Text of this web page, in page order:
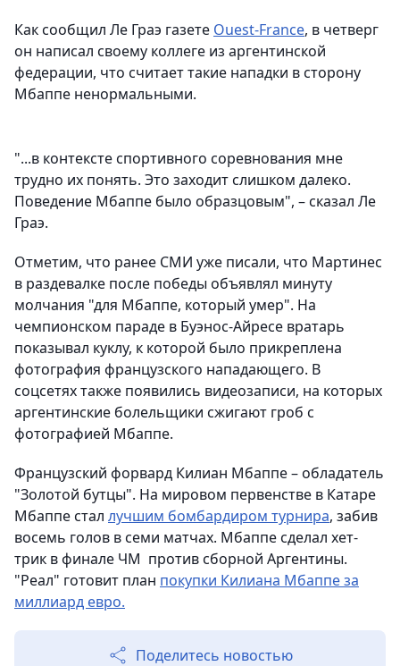
Как сообщил Ле Граэ газете Ouest-France, в четверг
он написал своему коллеге из аргентинской
федерации, что считает такие нападки в сторону
Мбаппе ненормальными.
"...в контексте спортивного соревнования мне
трудно их понять. Это заходит слишком далеко.
Поведение Мбаппе было образцовым", – сказал Ле
Граэ.
Отметим, что ранее СМИ уже писали, что Мартинес
в раздевалке после победы объявлял минуту
молчания "для Мбаппе, который умер". На
чемпионском параде в Буэнос-Айресе вратарь
показывал куклу, к которой было прикреплена
фотография французского нападающего. В
соцсетях также появились видеозаписи, на которых
аргентинские болельщики сжигают гроб с
фотографией Мбаппе.
Французский форвард Килиан Мбаппе – обладатель
"Золотой бутцы". На мировом первенстве в Катаре
Мбаппе стал лучшим бомбардиром турнира, забив
восемь голов в семи матчах. Мбаппе сделал хет-
трик в финале ЧМ против сборной Аргентины.
"Реал" готовит план покупки Килиана Мбаппе за
миллиард евро.
Поделитесь новостью